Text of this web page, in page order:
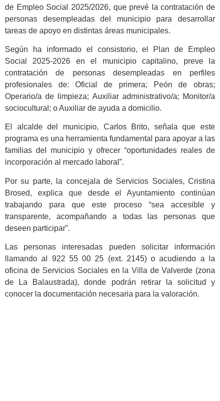
de Empleo Social 2025/2026, que prevé la contratación de
personas desempleadas del municipio para desarrollar
tareas de apoyo en distintas áreas municipales.
Según ha informado el consistorio, el Plan de Empleo
Social 2025-2026 en el municipio capitalino, preve la
contratación de personas desempleadas en perfiles
profesionales de: Oficial de primera; Peón de obras;
Operario/a de limpieza; Auxiliar administrativo/a; Monitor/a
sociocultural; o Auxiliar de ayuda a domicilio.
El alcalde del municipio, Carlos Brito, señala que este
programa es una herramienta fundamental para apoyar a las
familias del municipio y ofrecer “oportunidades reales de
incorporación al mercado laboral”.
Por su parte, la concejala de Servicios Sociales, Cristina
Brosed, explica que desde el Ayuntamiento continúan
trabajando para que este proceso “sea accesible y
transparente, acompañando a todas las personas que
deseen participar”.
Las personas interesadas pueden solicitar información
llamando al 922 55 00 25 (ext. 2145) o acudiendo a la
oficina de Servicios Sociales en la Villa de Valverde (zona
de La Balaustrada), donde podrán retirar la solicitud y
conocer la documentación necesaria para la valoración.